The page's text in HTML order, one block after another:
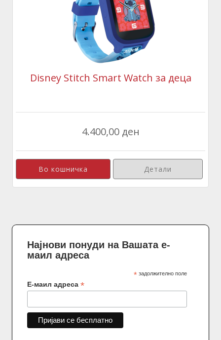
Disney Stitch Smart Watch за деца
4.400,00 ден
Детали
Најнови понуди на Вашата е-
маил адреса
* задолжително поле
Е-маил адреса *